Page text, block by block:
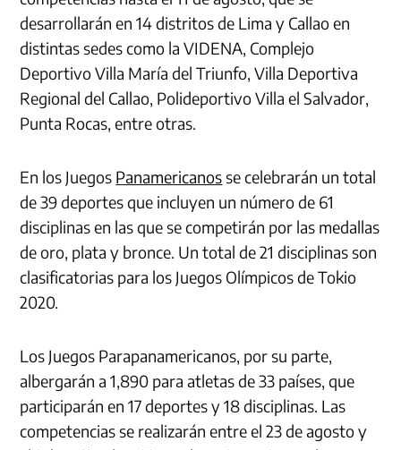
desarrollarán en 14 distritos de Lima y Callao en
distintas sedes como la VIDENA, Complejo
Deportivo Villa María del Triunfo, Villa Deportiva
Regional del Callao, Polideportivo Villa el Salvador,
Punta Rocas, entre otras.
En los Juegos Panamericanosse celebrarán un total
de 39 deportes que incluyen un número de 61
disciplinas en las que se competirán por las medallas
de oro, plata y bronce. Un total de 21 disciplinas son
clasificatorias para los Juegos Olímpicos de Tokio
2020.
Los Juegos Parapanamericanos, por su parte,
albergarán a 1,890 para atletas de 33 países, que
participarán en 17 deportes y 18 disciplinas. Las
competencias se realizarán entre el 23 de agosto y